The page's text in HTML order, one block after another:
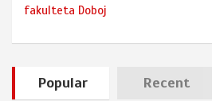
fakulteta Doboj
Popular Recent